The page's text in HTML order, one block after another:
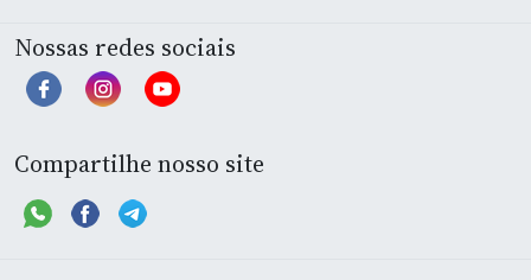
Nossas redes sociais
Compartilhe nosso site